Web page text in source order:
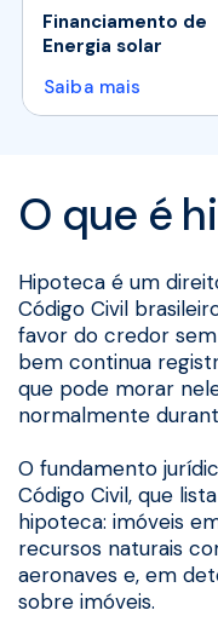
Financiamento de
Energia solar
Saiba mais
O que é
Hipoteca é um
Código Civil
favor do credor
bem continua
que pode morar
normalmente
O fundamento
Código Civil, que
hipoteca: imóveis
recursos naturais
aeronaves e, em
sobre imóveis.